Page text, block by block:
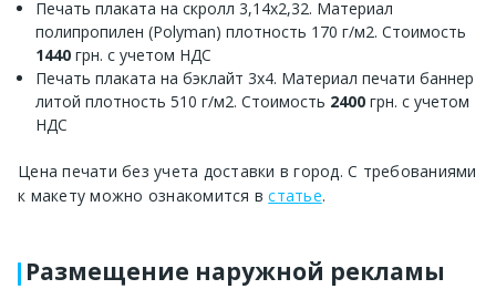
Печать плаката на скролл 3,14х2,32. Материал
полипропилен (Polyman) плотность 170 г/м2. Стоимость
1440 грн. с учетом НДС
Печать плаката на бэклайт 3х4. Материал печати баннер
литой плотность 510 г/м2. Стоимость 2400 грн. с учетом
НДС
Цена печати без учета доставки в город. С требованиями
к макету можно ознакомится встатье.
Размещение наружной рекламы